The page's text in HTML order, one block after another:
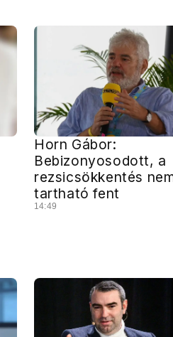
Horn Gábor:
Bebizonyosodott, a
rezsicsökkentés
tartható fent
14:49